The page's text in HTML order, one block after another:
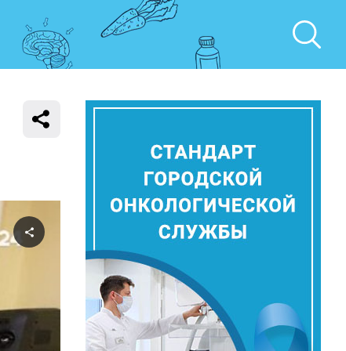
Поделиться